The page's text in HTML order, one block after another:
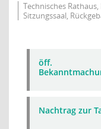
Technisches
Sitzungssaal,
öff.
Nachtrag zur